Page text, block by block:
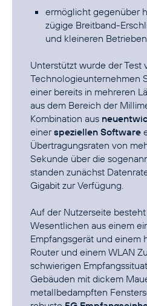
ermöglicht gegenüber
zügige Breitband-
und kleineren Betrieben
Unterstützt wurde der Test
Technologieunternehmen
einer bereits in mehreren
aus dem Bereich der
Kombination aus
einerspeziellen Software
Übertragungsraten von
Sekunde über die
standen zunächst
Gigabit zur Verfügung.
Auf der Nutzerseite
Wesentlichen aus einem
Empfangsgerät und einem
Router und einem WLAN
schwierigen
Gebäuden mit dickem
metallbedampften